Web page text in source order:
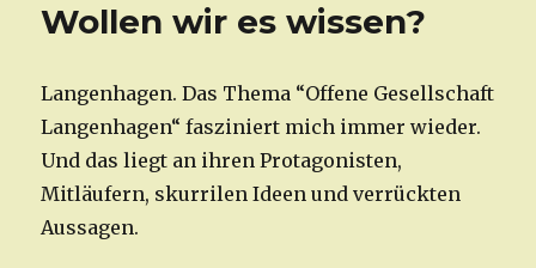
Wollen wir es wissen?
Langenhagen. Das Thema “Offene Gesellschaft
Langenhagen“ fasziniert mich immer wieder.
Und das liegt an ihren Protagonisten,
Mitläufern, skurrilen Ideen und verrückten
Aussagen.